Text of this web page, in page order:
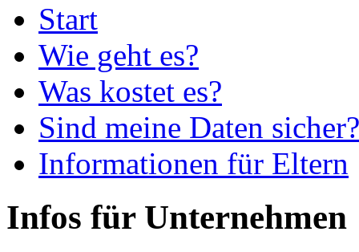
Start
Wie geht es?
Was kostet es?
Sind meine Daten sicher?
Informationen für Eltern
Infos für Unternehmen